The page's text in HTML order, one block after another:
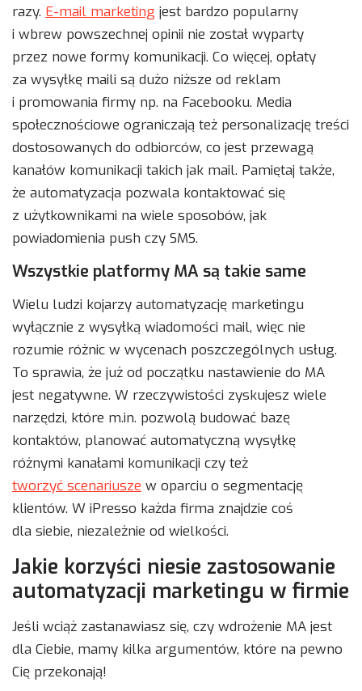
razy. E-mail marketing jest bardzo popularny
i wbrew powszechnej opinii nie został wyparty
przez nowe formy komunikacji. Co więcej, opłaty
za wysyłkę maili są dużo niższe od reklam
i promowania firmy np. na Facebooku. Media
społecznościowe ograniczają też personalizację treści
dostosowanych do odbiorców, co jest przewagą
kanałów komunikacji takich jak mail. Pamiętaj także,
że automatyzacja pozwala kontaktować się
z użytkownikami na wiele sposobów, jak
powiadomienia push czy SMS.
Wszystkie platformy MA są takie same
Wielu ludzi kojarzy automatyzację marketingu
wyłącznie z wysyłką wiadomości mail, więc nie
rozumie różnic w wycenach poszczególnych usług.
To sprawia, że już od początku nastawienie do MA
jest negatywne. W rzeczywistości zyskujesz wiele
narzędzi, które m.in. pozwolą budować bazę
kontaktów, planować automatyczną wysyłkę
różnymi kanałami komunikacji czy też
tworzyć scenariusze w oparciu o segmentację
klientów. W iPresso każda firma znajdzie coś
dla siebie, niezależnie od wielkości.
Jakie korzyści niesie zastosowanie
automatyzacji marketingu w firmie
Jeśli wciąż zastanawiasz się, czy wdrożenie MA jest
dla Ciebie, mamy kilka argumentów, które na pewno
Cię przekonają!